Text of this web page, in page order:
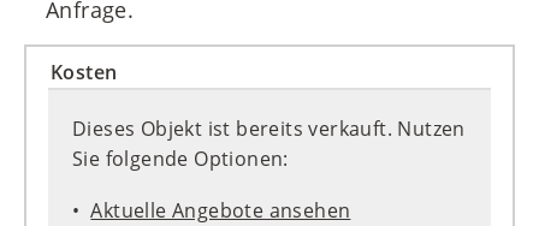
Anfrage.
Kosten
Dieses Objekt ist bereits verkauft. Nutzen
Sie folgende Optionen:
Aktuelle Angebote ansehen